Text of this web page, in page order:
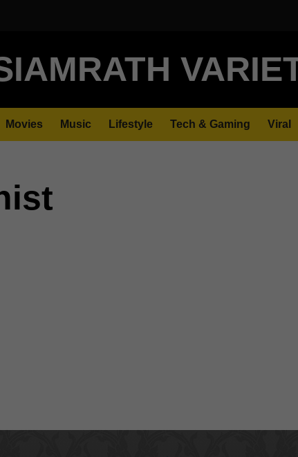
Movies Music Lifestyle Tech & Gaming Viral